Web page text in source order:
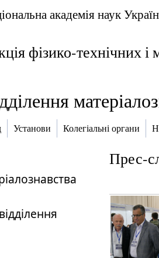
академія наук
фізико-технічних
Установи Колегіальні органи
Прес-